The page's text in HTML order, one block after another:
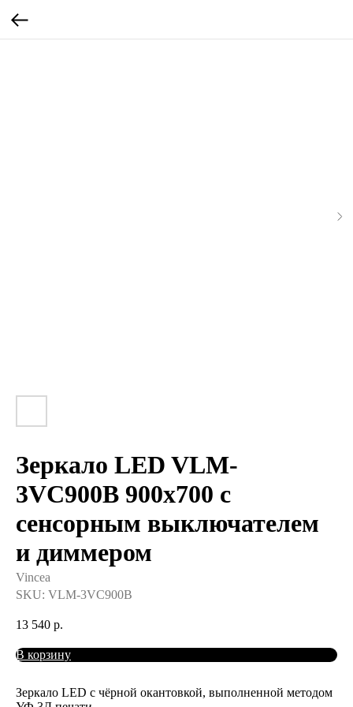
Зеркало LED VLM-
3VC900B 900х700 c
сенсорным выключателем
и диммером
Vincea
SKU: VLM-3VC900B
13 540 р.
В корзину
Зеркало LED с чёрной окантовкой, выполненной методом